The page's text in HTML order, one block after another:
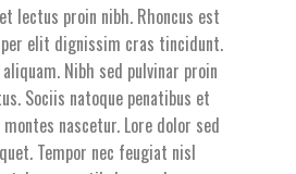
lectus proin nibh. Rhoncus est
elit dignissim cras tincidunt.
Nibh sed pulvinar proin
Sociis natoque penatibus et
nascetur. Lore dolor sed
Tempor nec feugiat nisl